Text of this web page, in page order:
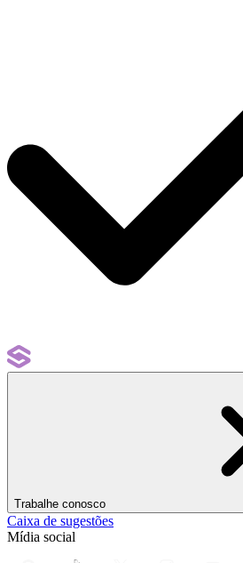
Trabalhe conosco
Caixa de sugestões
Mídia social